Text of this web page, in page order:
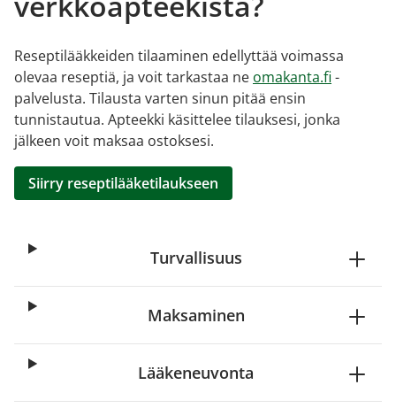
Reseptilääkkeiden tilaaminen edellyttää voimassa
olevaa reseptiä, ja voit tarkastaa ne omakanta.fi -
palvelusta. Tilausta varten sinun pitää ensin
tunnistautua. Apteekki käsittelee tilauksesi, jonka
jälkeen voit maksaa ostoksesi.
Siirry reseptilääketilaukseen
Turvallisuus
Maksaminen
Lääkeneuvonta